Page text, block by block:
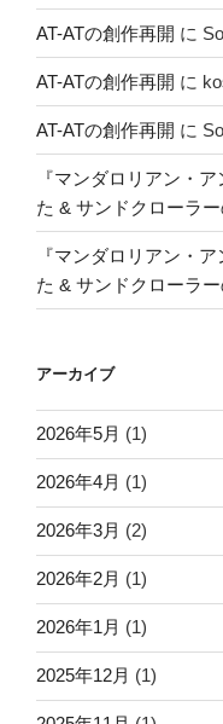
AT-ATの創作再開 に
AT-ATの創作再開 に
AT-ATの創作再開 に
『マンダロリアン・
た & サンドクローラ
『マンダロリアン・
た & サンドクローラ
アーカイブ
2026年5月 (1)
2026年4月 (1)
2026年3月 (2)
2026年2月 (1)
2026年1月 (1)
2025年12月 (1)